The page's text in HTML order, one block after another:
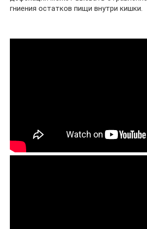
гниения остатков пищи внутри кишки.